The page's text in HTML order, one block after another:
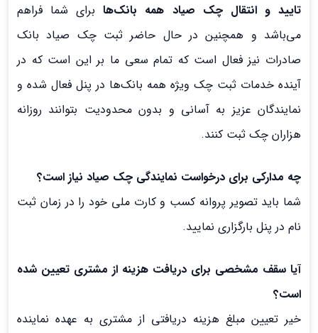
تایید و انتقال چک صیاد همه بانک‌هابرای شما فراهم
می‌باشد و همچنین در حال حاضر ثبت چک صیاد بانک
صادرات نیز فعال است که تمام سعی ما بر این است که در
آینده خدمات ثبت چک ویژه همه بانک‌ها در پنل فعال شده و
نمایندگان عزیز به آسانی و بدون محدودیت بتوانند روزانه
هزاران چک ثبت کنند.
چه مدارکی برای درخواست نمایندگی چک صیاد نیاز است؟
شما باید تصویر پروانه کسب و کارت ملی خود را در زمان ثبت
نام در پنل بارگزاری نمایید.
آیا سقف مشخصی برای دریافت هزینه از مشتری تعیین شده
است؟
خیر تعیین مبلغ هزینه دریافتی از مشتری به عهده نماینده